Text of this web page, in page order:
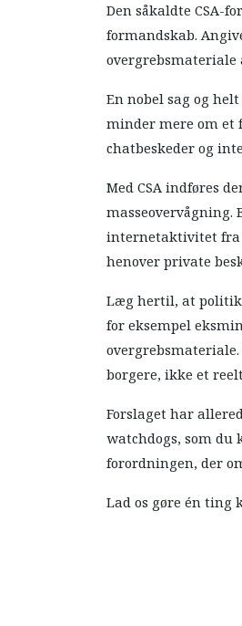
Den såkaldte CSA-
formandskab.
overgrebsmateriale
En nobel sag og
minder mere om et
chatbeskeder og
Med CSA indføres
internetaktivitet fra
henover private
Læg hertil, at
for eksempel
borgere, ikke et
Forslaget har
watchdogs, som
forordningen, der
Lad os gøre én ting